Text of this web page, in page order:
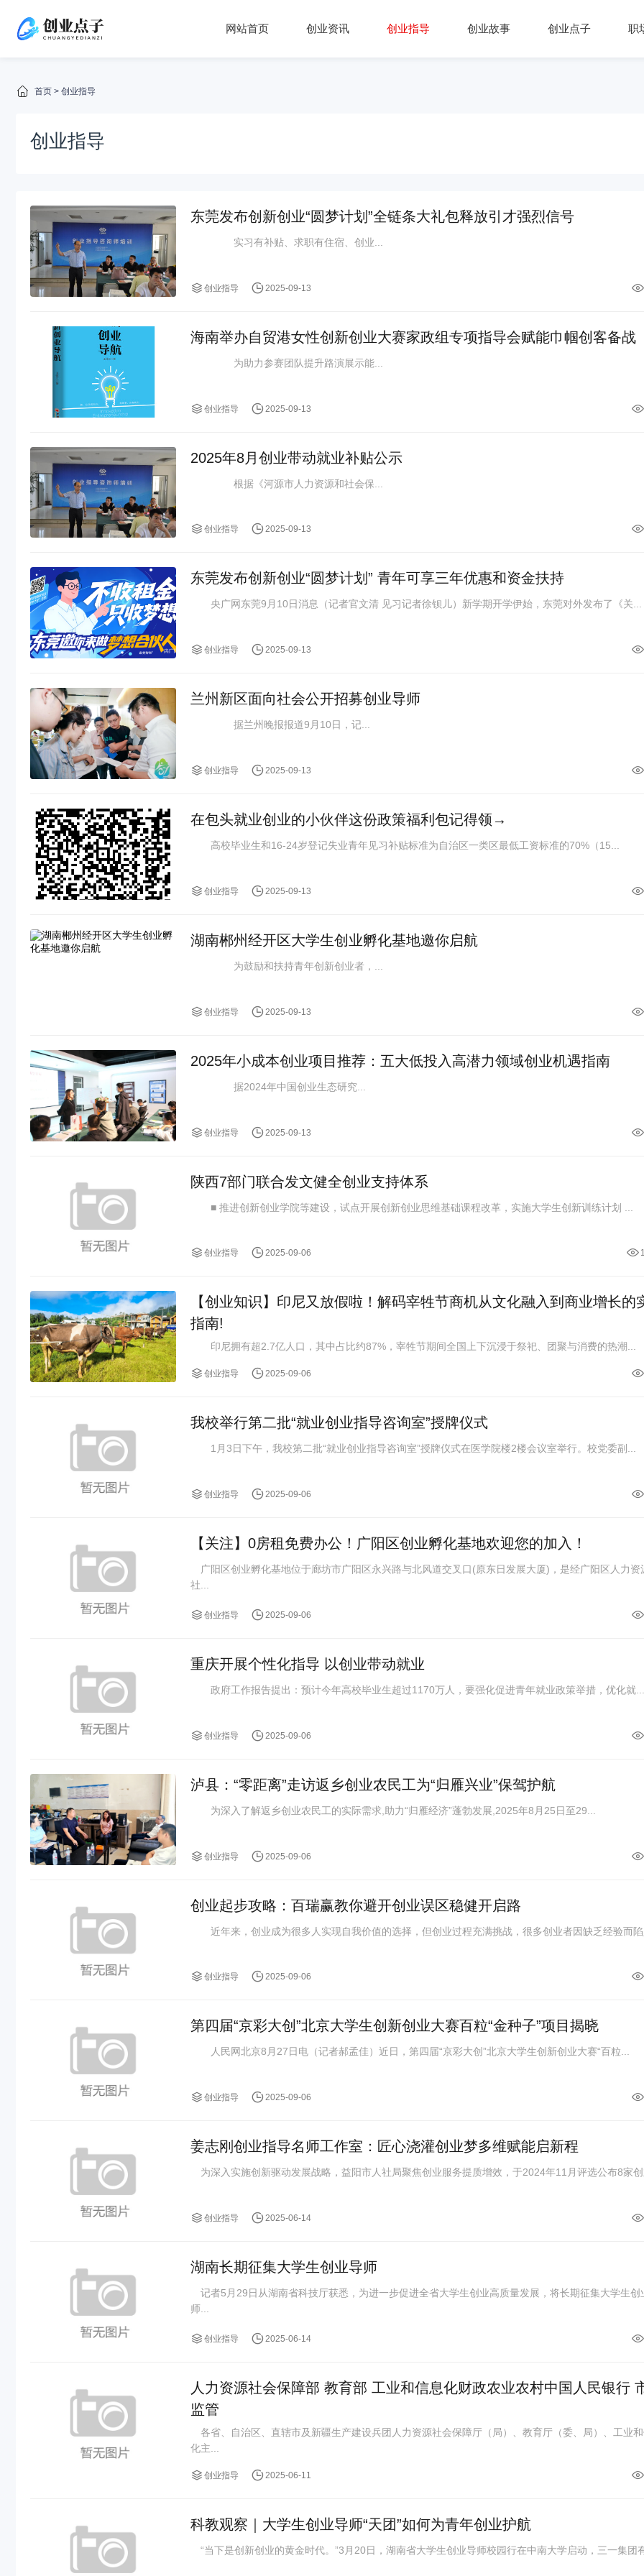
网站首页 创业资讯 创业指导 创业故事 创业点子 职
首页 > 创业指导
创业指导
东莞发布创新创业“圆梦计划”全链条大礼包释放引才强烈信号
实习有补贴、求职有住宿、创业...
创业指导 2025-09-13
海南举办自贸港女性创新创业大赛家政组专项指导会赋能巾帼创客备战
为助力参赛团队提升路演展示能...
创业指导 2025-09-13
2025年8月创业带动就业补贴公示
根据《河源市人力资源和社会保...
创业指导 2025-09-13
东莞发布创新创业“圆梦计划” 青年可享三年优惠和资金扶持
央广网东莞9月10日消息（记者官文清 见习记者徐钡儿）新学期开学伊始，东莞对外发布了《关...
创业指导 2025-09-13
兰州新区面向社会公开招募创业导师
据兰州晚报报道9月10日，记...
创业指导 2025-09-13
在包头就业创业的小伙伴这份政策福利包记得领→
高校毕业生和16-24岁登记失业青年见习补贴标准为自治区一类区最低工资标准的70%（15...
创业指导 2025-09-13
湖南郴州经开区大学生创业孵化基地邀你启航
为鼓励和扶持青年创新创业者，...
创业指导 2025-09-13
2025年小成本创业项目推荐：五大低投入高潜力领域创业机遇指南
据2024年中国创业生态研究...
创业指导 2025-09-13
陕西7部门联合发文健全创业支持体系
创业指导 2025-09-06
【创业知识】印尼又放假啦！解码宰牲节商机从文化融入到商业增长的
指南!
印尼拥有超2.7亿人口，其中占比约87%，宰牲节期间全国上下沉浸于祭祀、团聚与消费的热潮...
创业指导 2025-09-06
我校举行第二批“就业创业指导咨询室”授牌仪式
1月3日下午，我校第二批“就业创业指导咨询室”授牌仪式在医学院楼2楼会议室举行。校党委副...
创业指导 2025-09-06
【关注】0房租免费办公！广阳区创业孵化基地欢迎您的加入！
广阳区创业孵化基地位于廊坊市广阳区永兴路与北风道交叉口(原东日发展大厦)，是经广阳区人力资
社...
创业指导 2025-09-06
重庆开展个性化指导 以创业带动就业
政府工作报告提出：预计今年高校毕业生超过1170万人，要强化促进青年就业政策举措，优化就...
创业指导 2025-09-06
泸县：“零距离”走访返乡创业农民工为“归雁兴业”保驾护航
为深入了解返乡创业农民工的实际需求,助力“归雁经济”蓬勃发展,2025年8月25日至29...
创业指导 2025-09-06
创业起步攻略：百瑞赢教你避开创业误区稳健开启路
近年来，创业成为很多人实现自我价值的选择，但创业过程充满挑战，很多创业者因缺乏经验而
创业指导 2025-09-06
第四届“京彩大创”北京大学生创新创业大赛百粒“金种子”项目揭晓
人民网北京8月27日电（记者郝孟佳）近日，第四届“京彩大创”北京大学生创新创业大赛“百粒...
创业指导 2025-09-06
姜志刚创业指导名师工作室：匠心浇灌创业梦多维赋能启新程
为深入实施创新驱动发展战略，益阳市人社局聚焦创业服务提质增效，于2024年11月评选公布8家
创业指导 2025-06-14
湖南长期征集大学生创业导师
记者5月29日从湖南省科技厅获悉，为进一步促进全省大学生创业高质量发展，将长期征集大学生创
师...
创业指导 2025-06-14
人力资源社会保障部 教育部 工业和信息化财政农业农村中国人民银行
监管
各省、自治区、直辖市及新疆生产建设兵团人力资源社会保障厅（局）、教育厅（委、局）、工业
化主...
创业指导 2025-06-11
科教观察｜大学生创业导师“天团”如何为青年创业护航
“当下是创新创业的黄金时代。”3月20日，湖南省大学生创业导师校园行在中南大学启动，三一集团